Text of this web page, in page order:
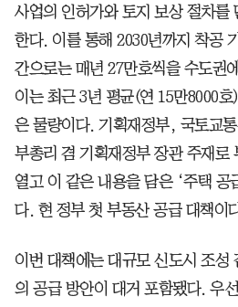
사업의 인허가와 토지 보상 절차를
한다. 이를 통해 2030년까지 착공
간으로는 매년 27만호씩을 수도권
이는 최근 3년 평균(연 15만8000
은 물량이다. 기획재정부, 국토교
부총리 겸 기획재정부 장관 주재로
열고 이 같은 내용을 담은 ‘주택 공
다. 현 정부 첫 부동산 공급 대책이
이번 대책에는 대규모 신도시 조성
의 공급 방안이 대거 포함됐다. 우